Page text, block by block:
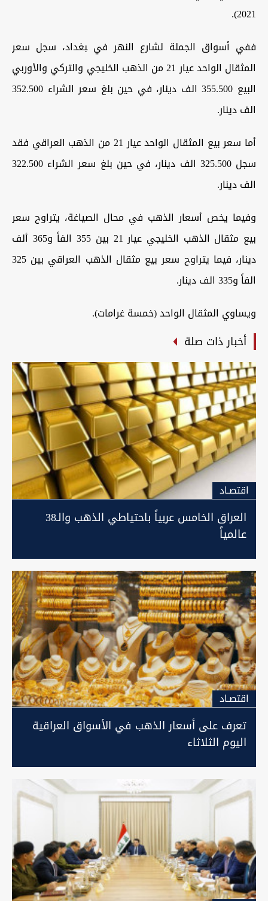
2021).
ففي أسواق الجملة ل‍‍‍شارع النهر في ‍‍بغداد، سجل سعر
المثقال الواحد عيار 21 من الذهب الخليجي والتركي والأوربي
البيع 355.500 الف دينار، في حين بلغ سعر الشراء 352.500
الف دينار.
أما سعر بيع المثقال الواحد عيار 21 من الذهب العراقي فقد
سجل 325.500 الف دينار، في حين بلغ سعر الشراء 322.500
الف دينار.
وفيما يخص أسعار الذهب في محال الصياغة، يتراوح سعر
بيع مثقال الذهب الخليجي عيار 21 بين 355 الفاً و365 ألف
دينار، فيما يتراوح سعر بيع مثقال الذهب العراقي بين 325
الفاً و335 الف دينار.
ويساوي المثقال الواحد (خمسة غرامات).
أخبار ذات صلة
اقتصـاد
العراق الخامس عربياً باحتياطي الذهب والـ38
عالمياً
اقتصـاد
تعرف على أسعار الذهب في الأسواق العراقية
اليوم الثلاثاء